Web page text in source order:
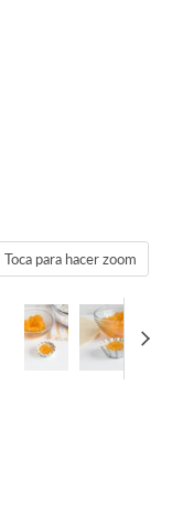
Toca para hacer zoom